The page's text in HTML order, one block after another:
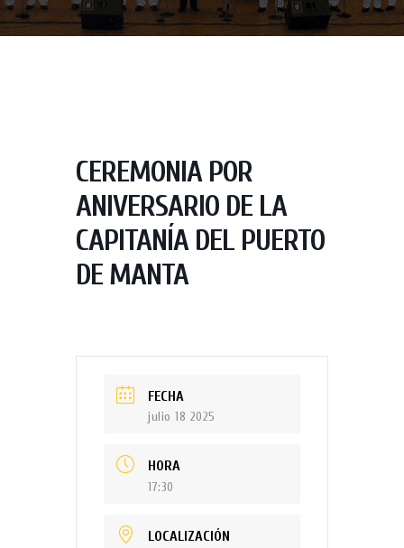
CEREMONIA POR
ANIVERSARIO DE LA
CAPITANÍA DEL PUERTO
DE MANTA
FECHA
julio 18 2025
HORA
17:30
LOCALIZACIÓN